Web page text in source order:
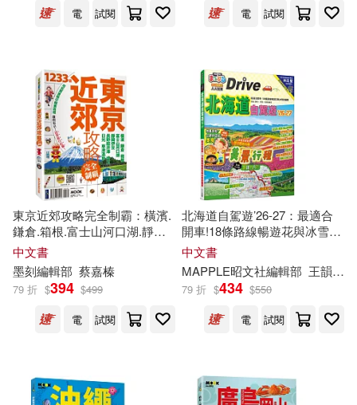
奇鼎編輯部(173)
ENJOY美術創意編輯部(144)
《故事會》編輯部(139)
EZLanguage編輯部(131)
希伯崙編輯部(125)
尖端編輯部(117)
世一文化編輯部(112)
双美生活文創(238)
上海文藝出版社(213)
麥書(202) 台灣東販(188)
EZ叢書館(170)
旅遊教育出版社(167)
化學工業出版社(159)
免費電子書(7)
其他 (可複選)
現在可購買商品(7240)
作者/演唱/譯/編/繪(33035)
價格
範圍
-
電 試閱
電
試閱
東京近郊攻略完全制霸：橫濱.
鎌倉.箱根.富士山河口湖.靜岡
伊豆.長野輕井澤.埼玉.日光.草
津溫泉
中文書
墨刻編輯部 蔡嘉榛
79 折 $394 $499
電
試閱
北海道自駕遊’26-27：最適合
開車!18條路線暢遊花與冰雪的
國度 MM哈日情報誌24
中文書
MAPPLE昭文社編輯部 王韻絜
79 折 $434 $550
電
試閱